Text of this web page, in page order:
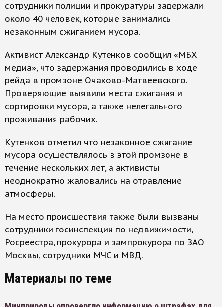
сотрудники полиции и прокуратуры задержали
около 40 человек, которые занимались
незаконным сжиганием мусора.
Активист Александр Кутенков сообщил «МБХ
медиа», что задержания проводились в ходе
рейда в промзоне Очаково-Матвеевского.
Проверяющие выявили места сжигания и
сортировки мусора, а также нелегального
проживания рабочих.
Кутенков отметил что незаконное сжигание
мусора осуществлялось в этой промзоне в
течение нескольких лет, а активисты
неоднократно жаловались на отравление
атмосферы.
На место происшествия также были вызваны
сотрудники госинспекции по недвижимости,
Росреестра, прокурора и зампрокурора по ЗАО
Москвы, сотрудники МЧС и МВД.
Материалы по теме